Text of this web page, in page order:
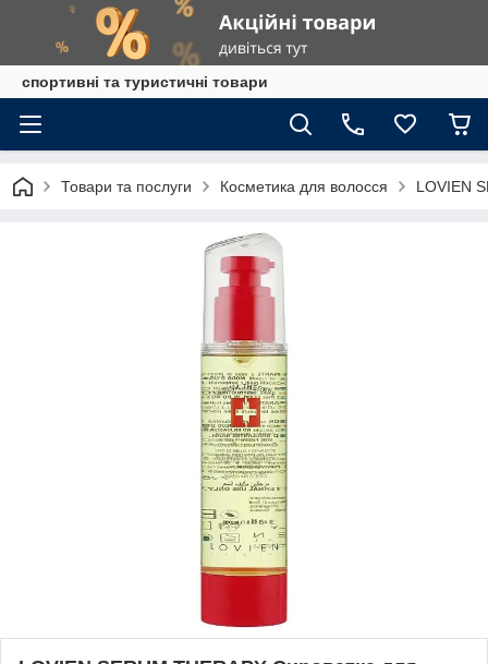
спортивні та туристичні товари
Товари та послуги Косметика для волосся LOVIEN